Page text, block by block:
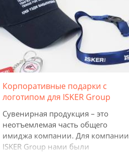
Корпоративные подарки с
логотипом для ISKER Group
Сувенирная продукция – это
неотъемлемая часть общего
имиджа компании. Для компании
ISKER Group нами были